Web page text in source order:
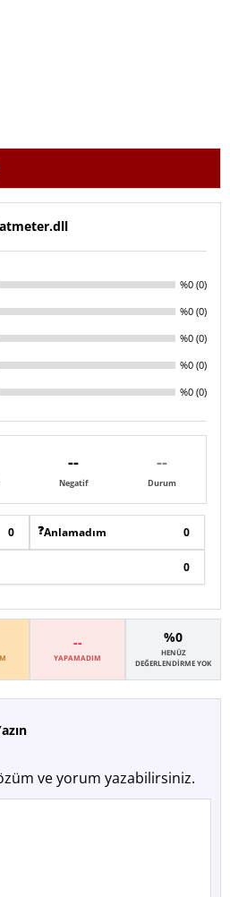
%0 (0)
%0 (0)
%0 (0)
%0 (0)
%0 (0)
--
Negatif
--
Durum
0 ❓Anlamadım 0
0
--
YAPAMADIM
%0
HENÜZ
DEĞERLENDIRME YOK
ve yorum yazabilirsiniz.